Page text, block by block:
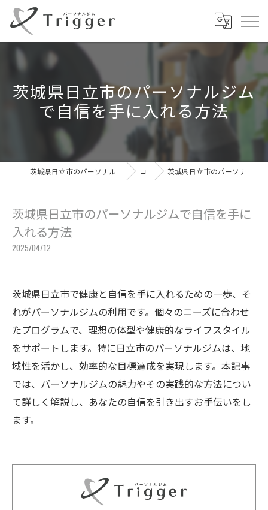
茨城県日立市のパーソナルジム
で自信を手に入れる方法
コラム 茨城県日立市のパーソナルジムで自信を手に入れる方法
茨城県日立市のパーソナルジムで自信を手に
入れる方法
2025/04/12
茨城県日立市で健康と自信を手に入れるための一歩、そ
れがパーソナルジムの利用です。個々のニーズに合わせ
たプログラムで、理想の体型や健康的なライフスタイル
をサポートします。特に日立市のパーソナルジムは、地
域性を活かし、効率的な目標達成を実現します。本記事
では、パーソナルジムの魅力やその実践的な方法につい
て詳しく解説し、あなたの自信を引き出すお手伝いをし
ます。